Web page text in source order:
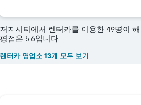
저지시티에서 렌터카를 이용한 49명이
평점은 5.6입니다.
렌터카 영업소 13개 모두 보기